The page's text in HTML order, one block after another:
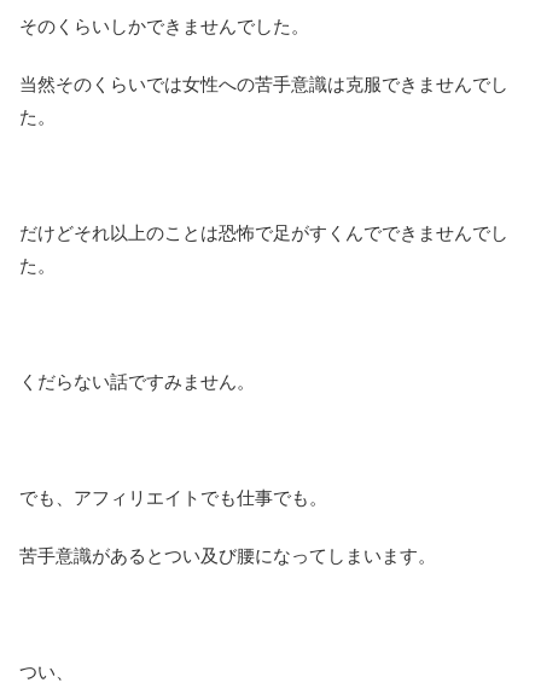
そのくらいしかできませんでした。
当然そのくらいでは女性への苦手意識は克服できませんでし
た。
だけどそれ以上のことは恐怖で足がすくんでできませんでし
た。
くだらない話ですみません。
でも、アフィリエイトでも仕事でも。
苦手意識があるとつい及び腰になってしまいます。
つい、